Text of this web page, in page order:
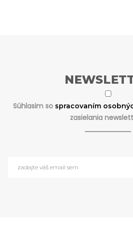
Súhlasim so spracovaním
zasielania